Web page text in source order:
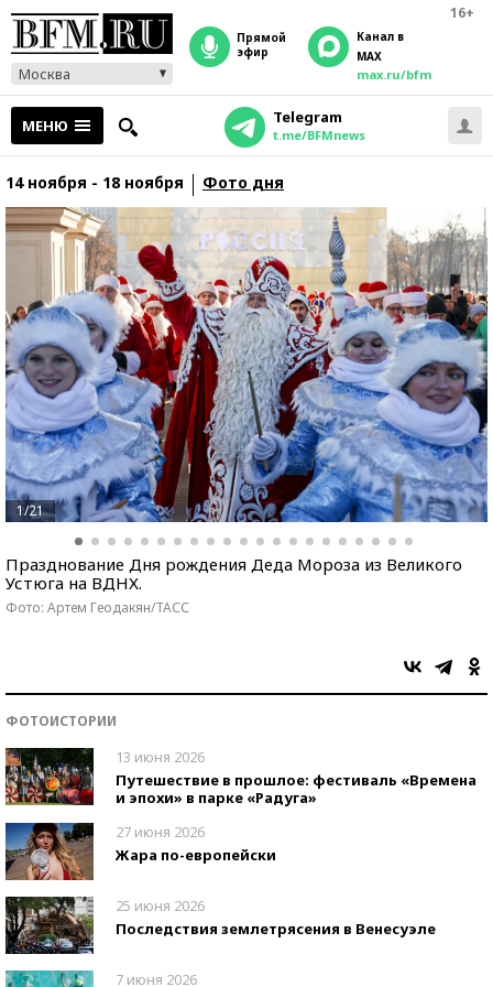
16+
Москва
прямой
эфир
Канал в
MAX
max.ru/bfm
МЕНЮ Telegram
t.me/BFMnews
14 ноября - 18 ноября Фото дня
1/21
Празднование Дня рождения Деда Мороза из Великого
Устюга на ВДНХ.
Фото: Артем Геодакян/ТАСС
ФОТОИСТОРИИ
13 июня 2026
Путешествие в прошлое: фестиваль «Времена
и эпохи» в парке «Радуга»
27 июня 2026
Жара по-европейски
25 июня 2026
Последствия землетрясения в Венесуэле
7 июня 2026